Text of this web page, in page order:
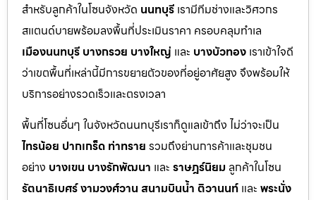
สำหรับลูกค้าในโซนจังหวัด นนทบุรี เรามีทีมช่างและวิศวกร
สแตนด์บายพร้อมลงพื้นที่ประเมินราคา ครอบคลุมทำเล
เมืองนนทบุรี บางกรวย บางใหญ่ และ บางบัวทอง เราเข้าใจดี
ว่าเขตพื้นที่เหล่านี้มีการขยายตัวของที่อยู่อาศัยสูง จึงพร้อมให้
บริการอย่างรวดเร็วและตรงเวลา
พื้นที่โซนอื่นๆ ในจังหวัดนนทบุรีเราก็ดูแลเข้าถึง ไม่ว่าจะเป็น
ไทรน้อย ปากเกร็ด ท่าทราย รวมถึงย่านการค้าและชุมชน
อย่าง บางเขน บางรักพัฒนา และ ราษฎร์นิยม ลูกค้าในโซน
รัตนาธิเบศร์งามวงศ์วาน สนามบินน้ำ ติวานนท์ และ พระนั่ง